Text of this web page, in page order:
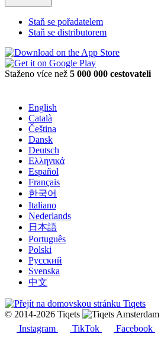
Staň se pořadatelem
Staň se distributorem
Staženo více než 5 000 000 cestovateli
English
Català
Čeština
Dansk
Deutsch
Ελληνικά
Español
Français
한국어
Italiano
Nederlands
日本語
Português
Polski
Русский
Svenska
中文
© 2014-2026 Tiqets
Instagram
TikTok Facebook